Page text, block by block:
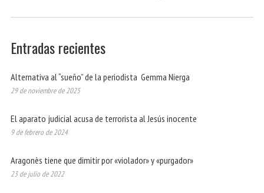
Entradas recientes
Alternativa al “sueño” de la periodista Gemma Nierga
29 de noviembre de 2025
El aparato judicial acusa de terrorista al Jesús inocente
9 de febrero de 2024
Aragonès tiene que dimitir por «violador» y «purgador»
23 de julio de 2022